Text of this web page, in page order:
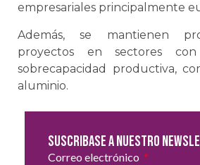
empresariales principalmente
Además, se mantienen
proyectos en sectores
sobrecapacidad productiva,
aluminio.
Suscribase a nuestro
Correo electrónico